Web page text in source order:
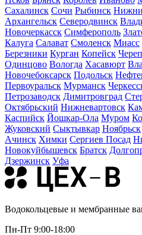
Сахалинск Сочи Рыбинск
Архангельск Северодвинск
Новочеркасск Симферополь
Калуга Салават Смоленск Миасс
Березники Курган Копейск
Одинцово Вологда Хасавюрт
Новочебоксарск Подольск
Первоуральск Мурманск
Петрозаводск Димитровград
Октябрьский Нижневартовск
Каспийск Йошкар-Ола Муром
Жуковский Сыктывкар Ноябрьск
Ачинск Химки Сергиев Посад
Новокуйбышевск Братск
Дзержинск Уфа
Водокольцевые и мембранные
Пн-Пт 9:00-18:00